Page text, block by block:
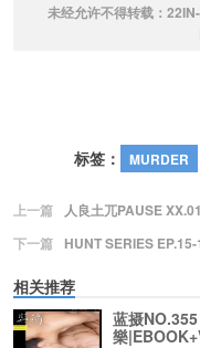
未经允许不得转载：
标签： MURDER
上一篇
人良土兀PAUSE
下一篇
HUNT SERIES
相关推荐
蓝摄
樂